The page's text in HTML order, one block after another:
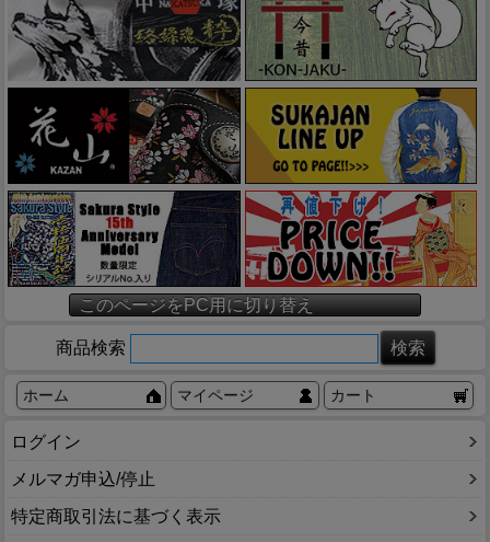
このページをPC用に切り替え
商品検索
ホーム マイページ カート
ログイン
メルマガ申込/停止
特定商取引法に基づく表示